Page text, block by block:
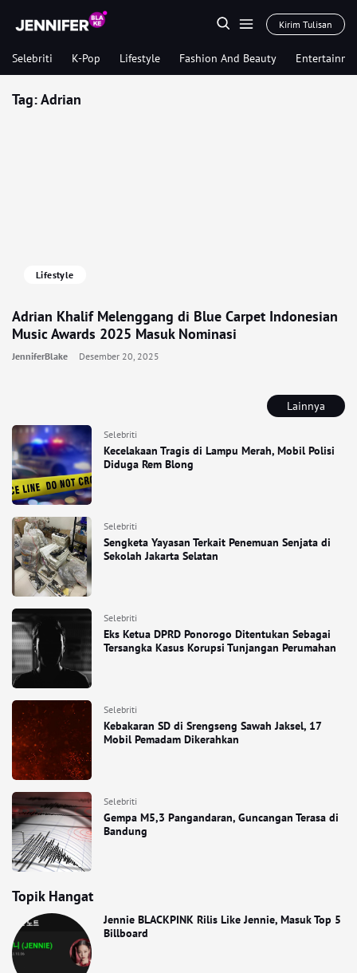
Kirim Tulisan
Selebriti K-Pop Lifestyle Fashion And Beauty
Lainnya
Selebriti
Kecelakaan Tragis di Lampu Merah, Mobil Polisi
Diduga Rem Blong
Selebriti
Sengketa Yayasan Terkait Penemuan Senjata di
Sekolah Jakarta Selatan
Selebriti
Eks Ketua DPRD Ponorogo Ditentukan Sebagai
Tersangka Kasus Korupsi Tunjangan Perumahan
Selebriti
Kebakaran SD di Srengseng Sawah Jaksel, 17
Mobil Pemadam Dikerahkan
Selebriti
Gempa M5,3 Pangandaran, Guncangan Terasa di
Bandung
Topik Hangat
Jennie BLACKPINK Rilis Like Jennie, Masuk Top 5
Billboard
Tag:Adrian
Lifestyle
Adrian Khalif Melenggang di Blue Carpet Indonesian
Music Awards 2025 Masuk Nominasi
JenniferBlake Desember 20, 2025